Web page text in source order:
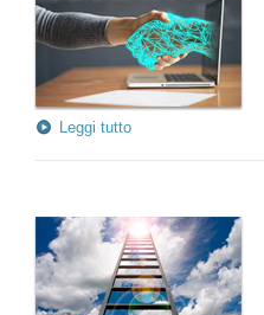
Leggi tutto